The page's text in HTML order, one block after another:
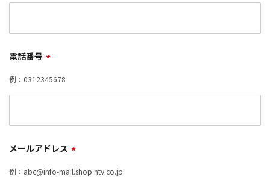
電話番号 *
例：0312345678
メールアドレス *
例：abc@info-mail.shop.ntv.co.jp